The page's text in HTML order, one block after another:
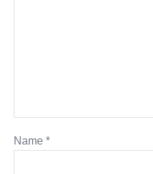
Name *